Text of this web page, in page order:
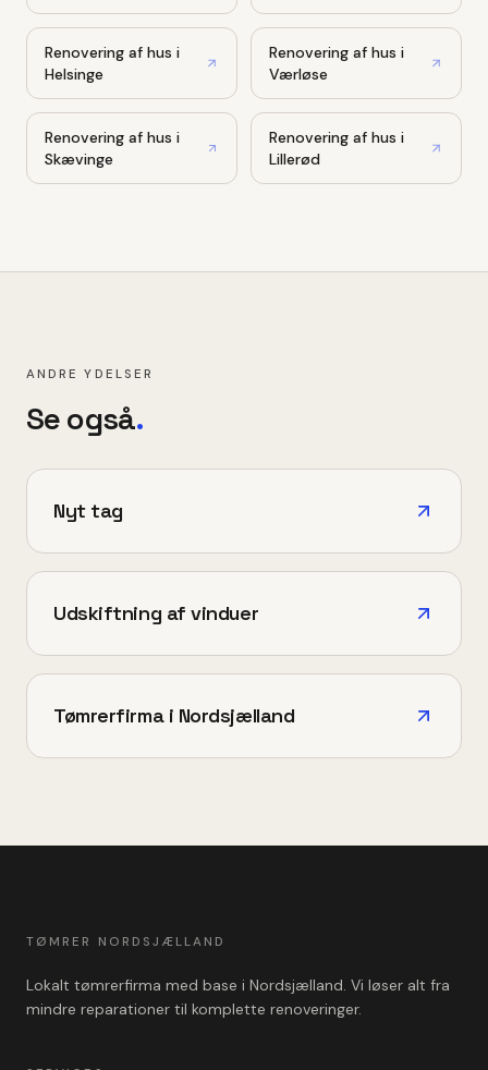
Renovering af hus i
Helsinge
Renovering af hus i
Værløse
Renovering af hus i
Skævinge
Renovering af hus i
Lillerød
ANDRE YDELSER
Se også.
Nyt tag
Udskiftning af vinduer
Tømrerfirma i Nordsjælland
TØMRER NORDSJÆLLAND
Lokalt tømrerfirma med base i Nordsjælland. Vi løser alt fra
mindre reparationer til komplette renoveringer.